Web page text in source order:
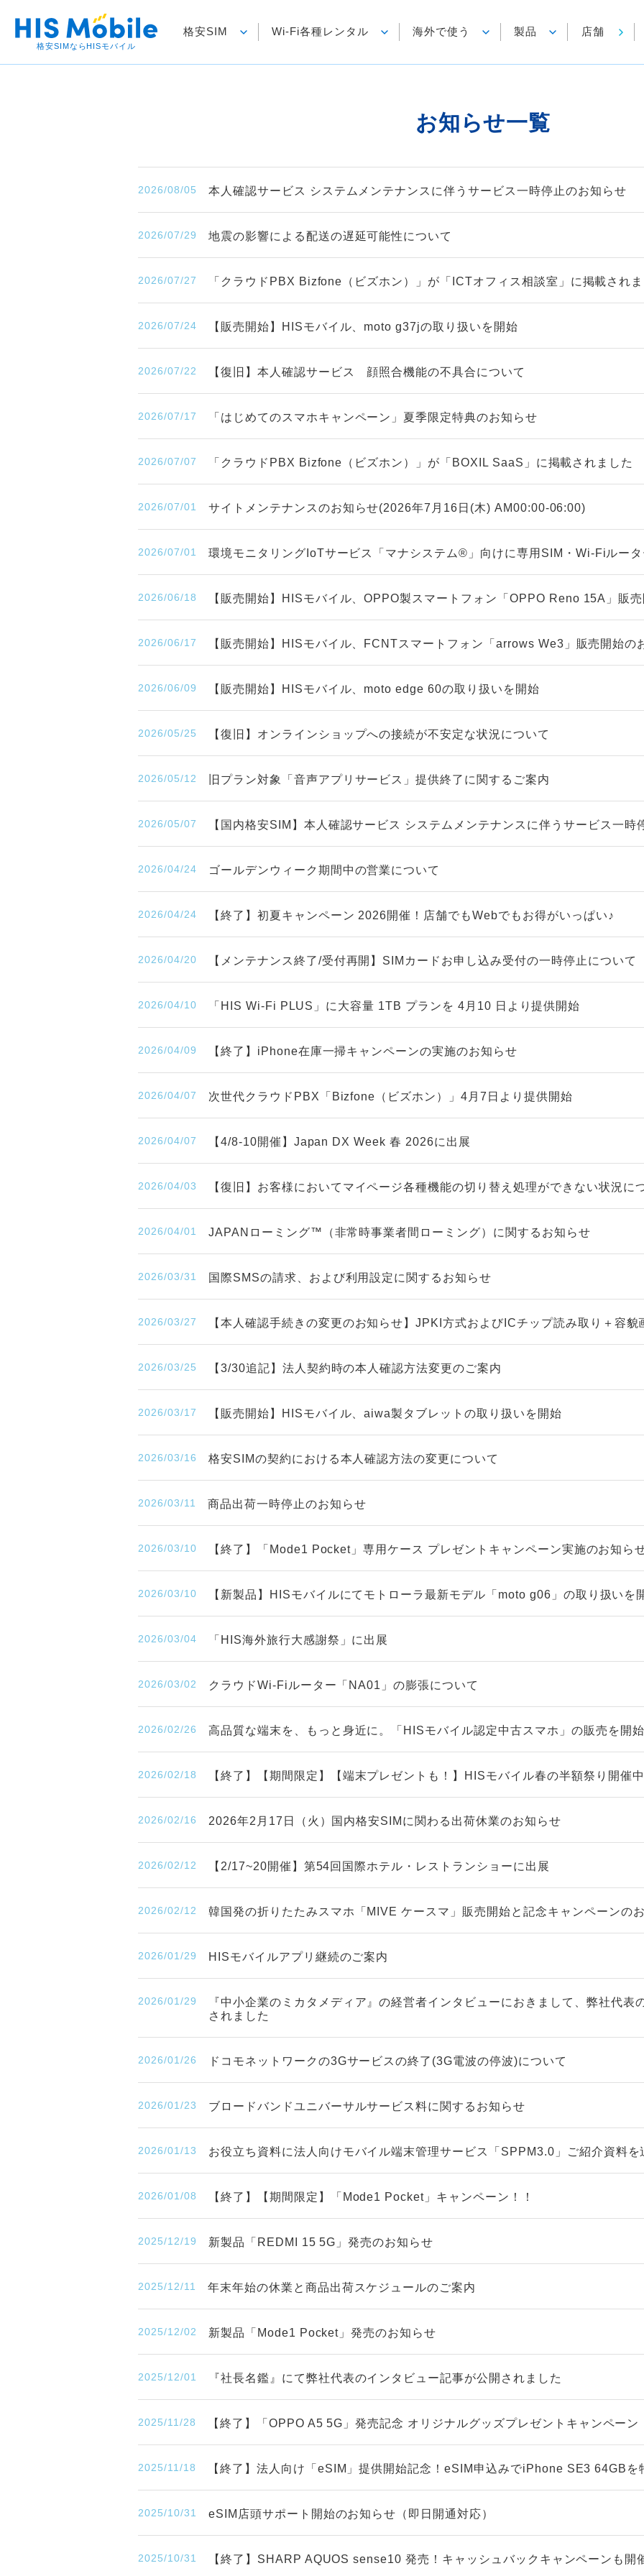
格安SIMならHISモバイル
格安SIM Wi-Fi各種レンタル 海外で使う 製品 店舗
お知らせ一覧
2026/08/05 本人確認サービス システムメンテナンスに伴うサービス一時停止のお知らせ
2026/07/29 地震の影響による配送の遅延可能性について
2026/07/27 「クラウドPBX Bizfone（ビズホン）」が「ICTオフィス相談室」に掲載され
2026/07/24 【販売開始】HISモバイル、moto g37jの取り扱いを開始
2026/07/22 【復旧】本人確認サービス 顔照合機能の不具合について
2026/07/17 「はじめてのスマホキャンペーン」夏季限定特典のお知らせ
2026/07/07 「クラウドPBX Bizfone（ビズホン）」が「BOXIL SaaS」に掲載されました
2026/07/01 サイトメンテナンスのお知らせ(2026年7月16日(木) AM00:00-06:00)
2026/07/01 環境モニタリングIoTサービス「マナシステム®」向けに専用SIM・Wi-Fiルー
2026/06/18 【販売開始】HISモバイル、OPPO製スマートフォン「OPPO Reno 15A」販
2026/06/17 【販売開始】HISモバイル、FCNTスマートフォン「arrows We3」販売開始の
2026/06/09 【販売開始】HISモバイル、moto edge 60の取り扱いを開始
2026/05/25 【復旧】オンラインショップへの接続が不安定な状況について
2026/05/12 旧プラン対象「音声アプリサービス」提供終了に関するご案内
2026/05/07 【国内格安SIM】本人確認サービス システムメンテナンスに伴うサービス一時
2026/04/24 ゴールデンウィーク期間中の営業について
2026/04/24 【終了】初夏キャンペーン 2026開催！店舗でもWebでもお得がいっぱい♪
2026/04/20 【メンテナンス終了/受付再開】SIMカードお申し込み受付の一時停止について
2026/04/10 「HIS Wi-Fi PLUS」に大容量 1TB プランを 4月10 日より提供開始
2026/04/09 【終了】iPhone在庫一掃キャンペーンの実施のお知らせ
2026/04/07 次世代クラウドPBX「Bizfone（ビズホン）」4月7日より提供開始
2026/04/07 【4/8-10開催】Japan DX Week 春 2026に出展
2026/04/03 【復旧】お客様においてマイページ各種機能の切り替え処理ができない状況に
2026/04/01 JAPANローミング™（非常時事業者間ローミング）に関するお知らせ
2026/03/31 国際SMSの請求、および利用設定に関するお知らせ
2026/03/27 【本人確認手続きの変更のお知らせ】JPKI方式およびICチップ読み取り＋容貌
2026/03/25 【3/30追記】法人契約時の本人確認方法変更のご案内
2026/03/17 【販売開始】HISモバイル、aiwa製タブレットの取り扱いを開始
2026/03/16 格安SIMの契約における本人確認方法の変更について
2026/03/11 商品出荷一時停止のお知らせ
2026/03/10 【終了】「Mode1 Pocket」専用ケース プレゼントキャンペーン実施のお知ら
2026/03/10 【新製品】HISモバイルにてモトローラ最新モデル「moto g06」の取り扱いを
2026/03/04 「HIS海外旅行大感謝祭」に出展
2026/03/02 クラウドWi-Fiルーター「NA01」の膨張について
2026/02/26 高品質な端末を、もっと身近に。「HISモバイル認定中古スマホ」の販売を開始
2026/02/18 【終了】【期間限定】【端末プレゼントも！】HISモバイル春の半額祭り開催
2026/02/16 2026年2月17日（火）国内格安SIMに関わる出荷休業のお知らせ
2026/02/12 【2/17~20開催】第54回国際ホテル・レストランショーに出展
2026/02/12 韓国発の折りたたみスマホ「MIVE ケースマ」販売開始と記念キャンペーンの
2026/01/29 HISモバイルアプリ継続のご案内
2026/01/29
『中小企業のミカタメディア』の経営者インタビューにおきまして、弊社代表
されました
2026/01/26 ドコモネットワークの3Gサービスの終了(3G電波の停波)について
2026/01/23 ブロードバンドユニバーサルサービス料に関するお知らせ
2026/01/13 お役立ち資料に法人向けモバイル端末管理サービス「SPPM3.0」ご紹介資料を
2026/01/08 【終了】【期間限定】「Mode1 Pocket」キャンペーン！！
2025/12/19 新製品「REDMI 15 5G」発売のお知らせ
2025/12/11 年末年始の休業と商品出荷スケジュールのご案内
2025/12/02 新製品「Mode1 Pocket」発売のお知らせ
2025/12/01 『社長名鑑』にて弊社代表のインタビュー記事が公開されました
2025/11/28 【終了】「OPPO A5 5G」発売記念 オリジナルグッズプレゼントキャンペーン
2025/11/18 【終了】法人向け「eSIM」提供開始記念！eSIM申込みでiPhone SE3 64GBを
2025/10/31 eSIM店頭サポート開始のお知らせ（即日開通対応）
2025/10/31 【終了】SHARP AQUOS sense10 発売！キャッシュバックキャンペーンも開